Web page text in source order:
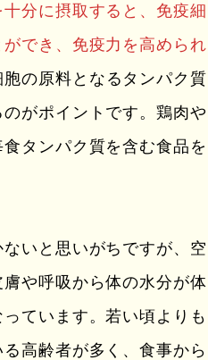
分に摂取すると、免疫細
でき、免疫力を高められ
の原料となるタンパク質
がポイントです。鶏肉や
タンパク質を含む食品を
いと思いがちですが、空
や呼吸から体の水分が体
ています。若い頃よりも
高齢者が多く、食事から